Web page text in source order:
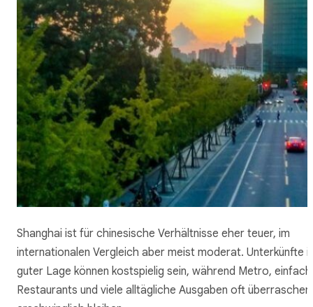
Shanghai ist für chinesische Verhältnisse eher teuer, im
internationalen Vergleich aber meist moderat. Unterkünfte
guter Lage können kostspielig sein, während Metro,
Restaurants und viele alltägliche Ausgaben oft